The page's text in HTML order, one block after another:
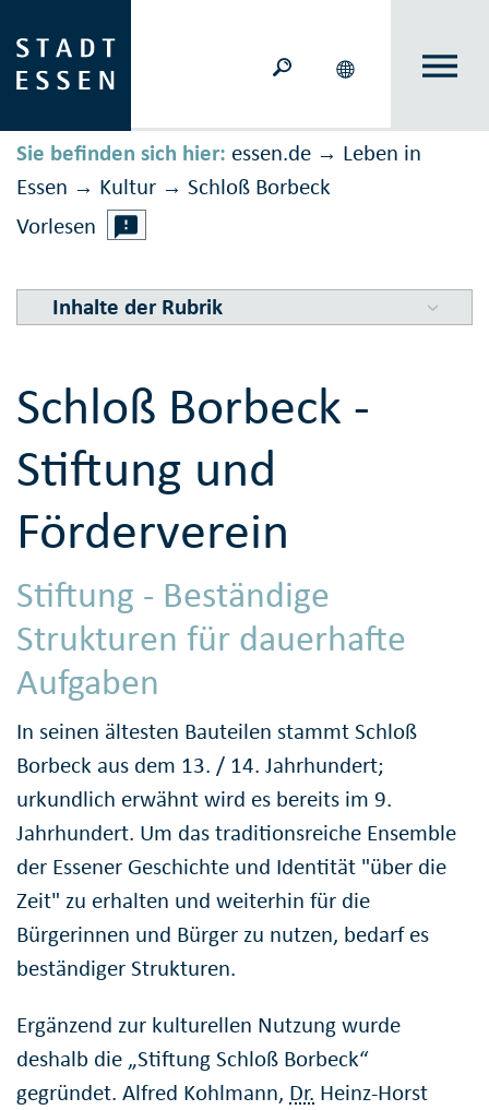
Sie befinden sich hier: essen.de → Leben in
Essen → Kultur → Schloß Borbeck
Vorlesen
Inhalte der Rubrik
Schloß Borbeck -
Stiftung und
Förderverein
Stiftung - Beständige
Strukturen für dauerhafte
Aufgaben
In seinen ältesten Bauteilen stammt Schloß
Borbeck aus dem 13. / 14. Jahrhundert;
urkundlich erwähnt wird es bereits im 9.
Jahrhundert. Um das traditionsreiche Ensemble
der Essener Geschichte und Identität "über die
Zeit" zu erhalten und weiterhin für die
Bürgerinnen und Bürger zu nutzen, bedarf es
beständiger Strukturen.
Ergänzend zur kulturellen Nutzung wurde
deshalb die „Stiftung Schloß Borbeck“
gegründet. Alfred Kohlmann, Dr. Heinz-Horst